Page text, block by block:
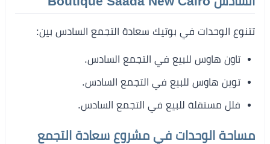
تتنوع الوحدات في بوتيك سعادة التجمع السادس بين:
تاون هاوس للبيع في التجمع السادس.
توين هاوس للبيع في التجمع السادس.
فلل مستقلة للبيع في التجمع السادس.
مساحة الوحدات في مشروع سعادة التجمع